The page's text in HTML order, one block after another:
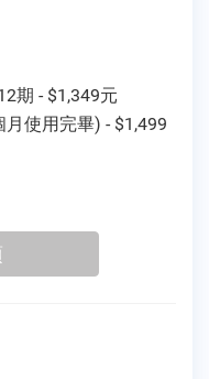
期 - $1,349元
月使用完畢) - $1,499